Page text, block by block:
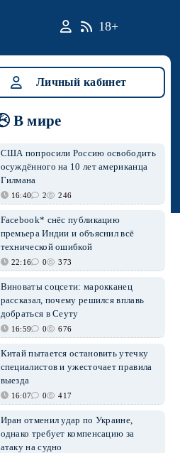
18+
Личный кабинет
В мире
США попросили Россию освободить
осуждённого на 10 лет американца
Гилмана
16:40 2 246
Facebook* снёс публикацию
премьера Индии и объяснил всё
технической ошибкой
22:16 0 373
Виноваты соцсети: марокканец
рассказал, почему решился вплавь
добраться в Сеуту
16:59 0 676
Китай пытается остановить утечку
специалистов и ужесточает правила
выезда
16:07 0 417
Иран отменил удар по Украине,
однако требует компенсацию за
атаку на судно